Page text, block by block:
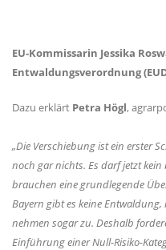
EU-Kommissarin Jessika
Entwaldungsverordnung
Dazu erklärt Petra Högl,
Die Verschiebung ist ein erster
noch gar nichts. Es darf jetzt
brauchen eine grundlegende
Bayern gibt es keine
nehmen sogar zu. Deshalb
Einführung einer Null-Risiko-